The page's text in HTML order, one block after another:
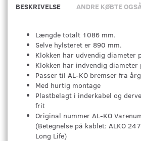
BESKRIVELSE ANDRE KØBTE
Længde totalt 1086 mm.
Selve hylsteret er 890 mm.
Klokken har udvendig diameter
Klokken har indvendig diameter
Passer til AL-KO bremser fra
Med hurtig montage
Plastbelagt i inderkabel og
frit
Original nummer AL-KO
(Betegnelse på kablet: ALKO
Long Life)